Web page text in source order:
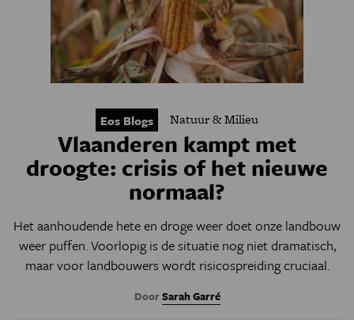
Eos Blogs Natuur & Milieu
Vlaanderen kampt met
droogte: crisis of het nieuwe
normaal?
Het aanhoudende hete en droge weer doet onze landbouw
weer puffen. Voorlopig is de situatie nog niet dramatisch,
maar voor landbouwers wordt risicospreiding cruciaal.
DoorSarah Garré